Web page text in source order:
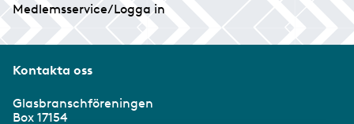
Medlemsservice/Logga in
Kontakta oss
Glasbranschföreningen
Box 17154